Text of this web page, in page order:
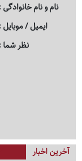
نام و نام خانوادگی
ایمیل / موبایل
نظر شما
آخرین اخبار